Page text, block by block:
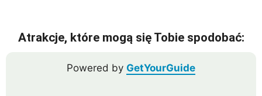
Atrakcje, które mogą się Tobie spodobać:
Powered by GetYourGuide